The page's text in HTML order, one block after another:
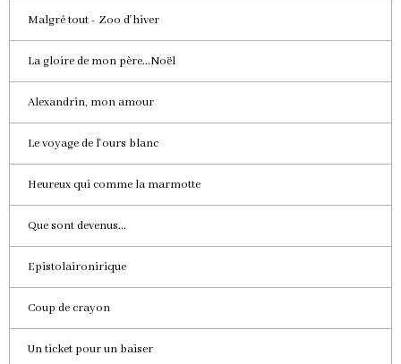
Malgré tout - Zoo d'hiver
La gloire de mon père...Noël
Alexandrin, mon amour
Le voyage de l'ours blanc
Heureux qui comme la marmotte
Que sont devenus...
Epistolaironirique
Coup de crayon
Un ticket pour un baiser